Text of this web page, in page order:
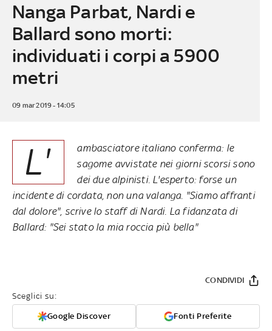
Nanga Parbat, Nardi e
Ballard sono morti:
individuati i corpi a 5900
metri
09 mar 2019 - 14:05
L'
ambasciatore italiano conferma: le
sagome avvistate nei giorni scorsi sono
dei due alpinisti. L'esperto: forse un
incidente di cordata, non una valanga. "Siamo affranti
dal dolore", scrive lo staff di Nardi. La fidanzata di
Ballard: "Sei stato la mia roccia più bella"
Sceglici su:
Google Discover Fonti Preferite
CONDIVIDI